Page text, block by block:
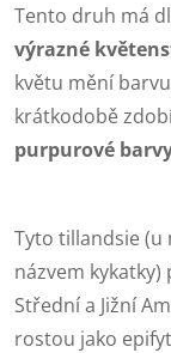
Tento druh má
výrazné
květu mění
krátkodobě
purpurové
Tyto tillandsie (u
názvem kykatky)
Střední a Jižní
rostou jako